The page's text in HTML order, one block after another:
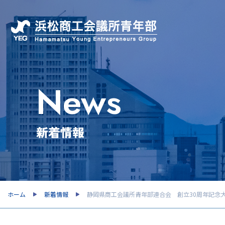
News
新着情報
ホーム 新着情報 静岡県商工会議所青年部連合会 創立30周年記念